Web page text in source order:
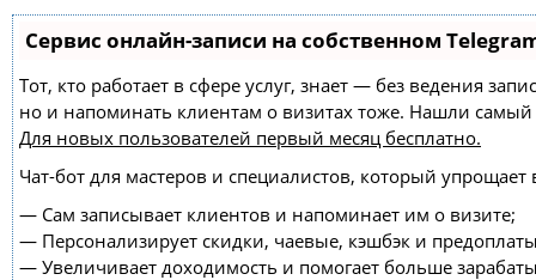
Сервис онлайн-записи на собственном
Тот, кто работает в сфере услуг, знает — без ведения
но и напоминать клиентам о визитах тоже. Нашли
Для новых пользователей первый месяц бесплатно.
Чат-бот для мастеров и специалистов, который упрощает
— Сам записывает клиентов и напоминает им о визите;
— Персонализирует скидки, чаевые, кэшбэк и
— Увеличивает доходимость и помогает больше